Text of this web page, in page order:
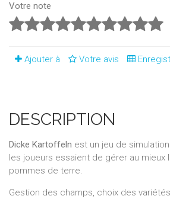
Votre note
Ajouter à Votre avis
DESCRIPTION
Dicke Kartoffeln est un jeu de
les joueurs essaient de gérer au mieux
pommes de terre.
Gestion des champs, choix des